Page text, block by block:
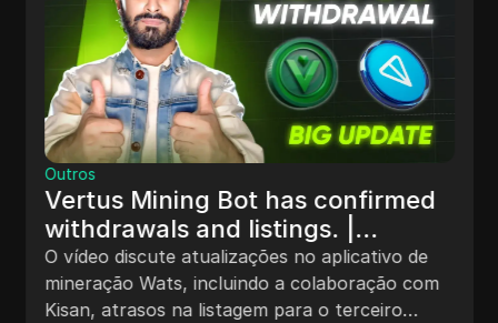
Outros
Vertus Mining Bot has confirmed
withdrawals and listings. |
Withdrawal details for Vertus
Mining.
O vídeo discute atualizações no aplicativo de
mineração Wats, incluindo a colaboração com
Kisan, atrasos na listagem para o terceiro